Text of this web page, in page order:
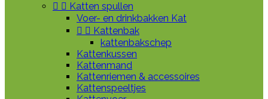
  Katten spullen
Voer- en drinkbakken Kat
  Kattenbak
kattenbakschep
Kattenkussen
Kattenmand
Kattenriemen & accessoires
Kattenspeeltjes